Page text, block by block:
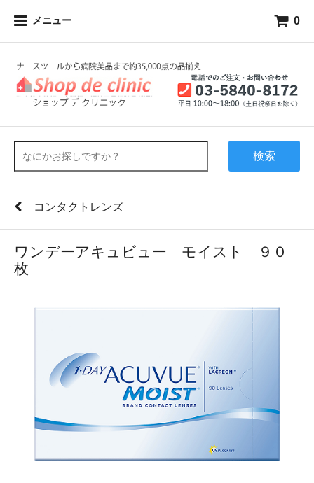
メニュー 0
検索
コンタクトレンズ
ワンデーアキュビュー モイスト ９０
枚